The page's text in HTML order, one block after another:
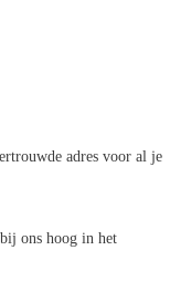
adres voor al je
ons hoog in het